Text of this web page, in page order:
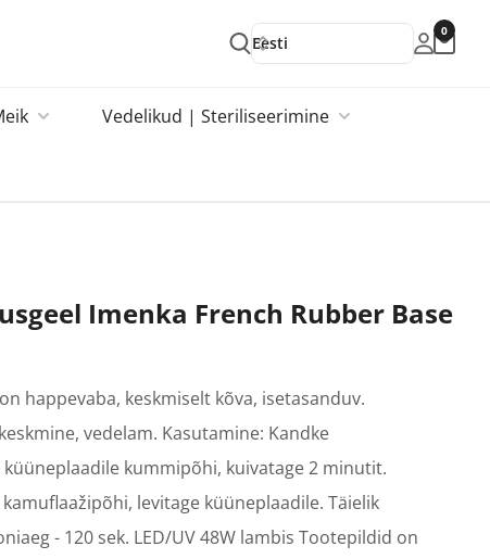
Eesti
0
Vedelikud | Steriliseerimine
Imenka French Rubber Base
happevaba, keskmiselt kõva, isetasanduv.
vedelam. Kasutamine: Kandke
kummipõhi, kuivatage 2 minutit.
levitage küüneplaadile. Täielik
- 120 sek. LED/UV 48W lambis Tootepildid on